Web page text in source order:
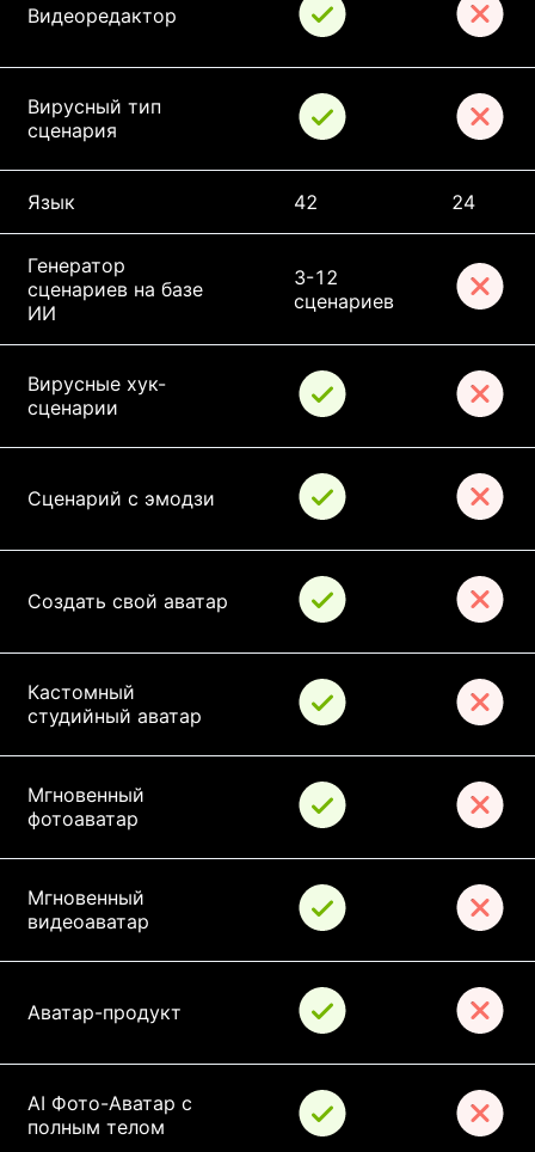
Видеоредактор
Вирусный тип
сценария
Язык 42 24
Генератор
сценариев на базе
ИИ
3-12
сценариев
Вирусные хук-
сценарии
Сценарий с эмодзи
Создать свой аватар
Кастомный
студийный аватар
Мгновенный
фотоаватар
Мгновенный
видеоаватар
Аватар-продукт
AI Фото-Аватар с
полным телом